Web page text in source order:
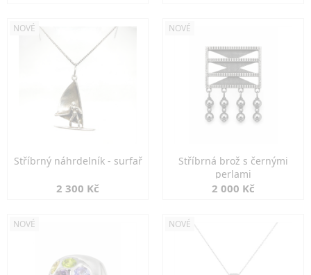
NOVÉ
Stříbrný náhrdelník - surfař
2 300 Kč
NOVÉ
Stříbrná brož s černými
perlami
2 000 Kč
NOVÉ NOVÉ